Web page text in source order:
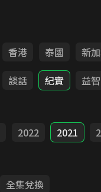
香港 泰國 新
談話 紀實 益智
2022 2021
全集兌換